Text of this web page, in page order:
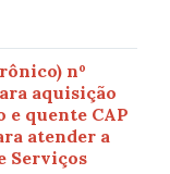
nº
aquisição
e quente CAP
atender a
Serviços